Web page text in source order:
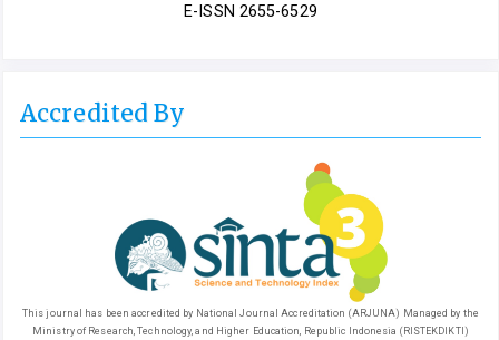
E-ISSN 2655-6529
Accredited By
This journal has been accredited by National Journal Accreditation (ARJUNA) Managed by the
Ministry of Research, Technology, and Higher Education, Republic Indonesia (RISTEKDIKTI)